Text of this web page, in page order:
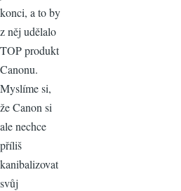
konci, a to by
z něj udělalo
TOP produkt
Canonu.
Myslíme si,
že Canon si
ale nechce
příliš
kanibalizovat
svůj